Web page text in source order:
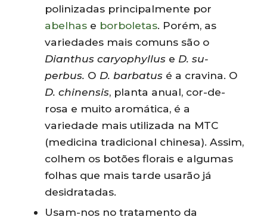
polinizadas principalmente por
abelhase borboletas. Porém, as
variedades mais comuns são o
Dianthus caryophyllus e D. su-
perbus. O D. barbatus é a cravina. O
D. chinensis, planta anual, cor-de-
rosa e muito aromática, é a
variedade mais utilizada na MTC
(medicina tradicional chinesa). Assim,
colhem os botões florais e algumas
folhas que mais tarde usarão já
desidratadas.
Usam-nos no tratamento da